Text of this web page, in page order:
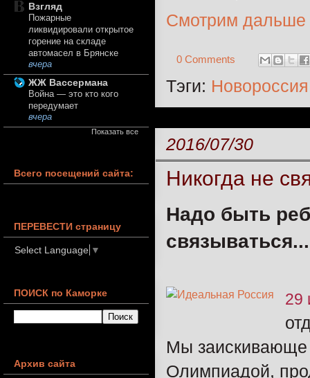
Смотрим
0 Comments
Тэги: Новороссия
2016/07/30
Никогда не
Надо быть
связываться...
29
Мы заискивающе
Олимпиадой,
Взгляд
Пожарные
ликвидировали открытое
горение на складе
автомасел в Брянске
вчера
ЖЖ Вассермана
Война — это кто кого
передумает
вчера
Показать все
Всего посещений сайта:
ПЕРЕВЕСТИ страницу
Select Language ▼
ПОИСК по Каморке
Архив сайта